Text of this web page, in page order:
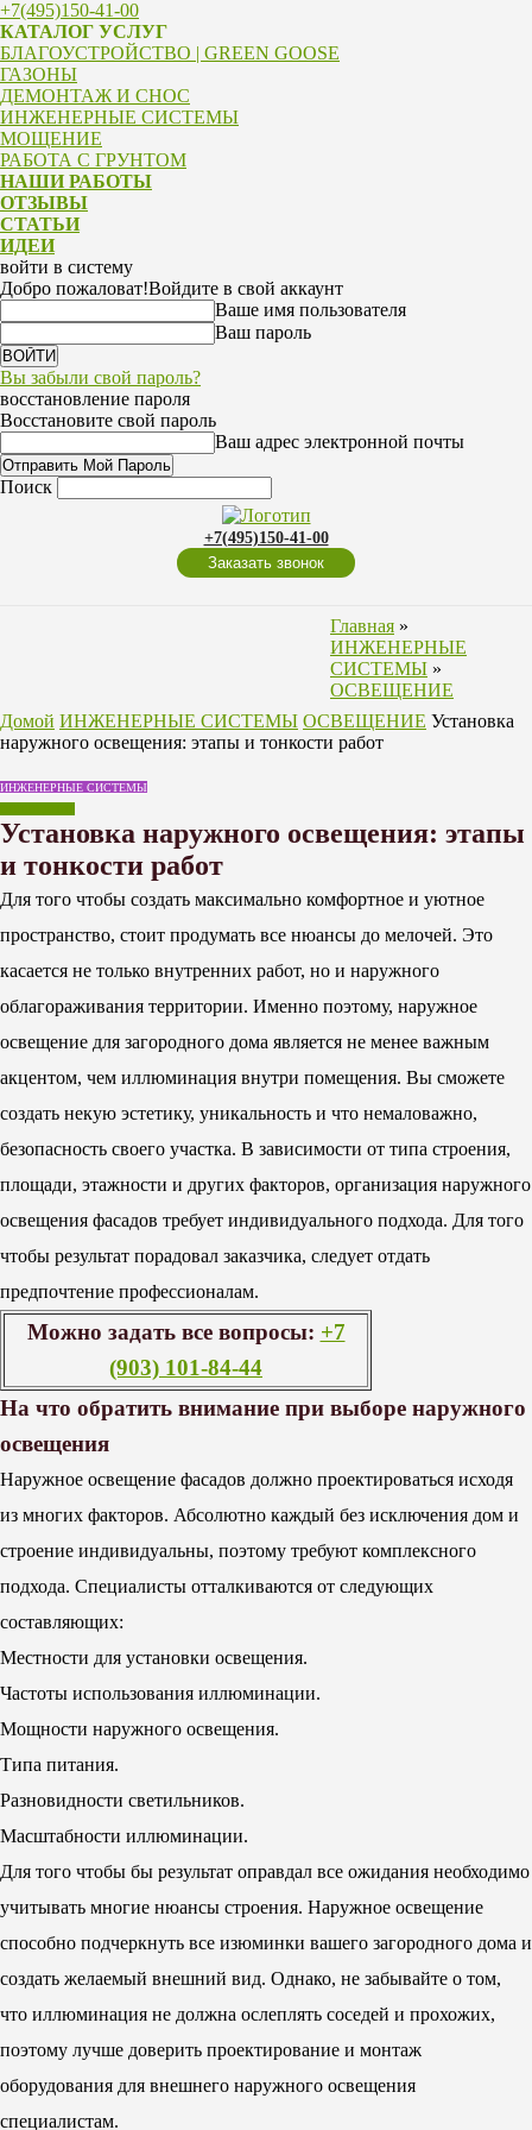
+7(495)150-41-00
КАТАЛОГ УСЛУГ
БЛАГОУСТРОЙСТВО | GREEN GOOSE
ГАЗОНЫ
ДЕМОНТАЖ И СНОС
ИНЖЕНЕРНЫЕ СИСТЕМЫ
МОЩЕНИЕ
РАБОТА С ГРУНТОМ
НАШИ РАБОТЫ
ОТЗЫВЫ
СТАТЬИ
ИДЕИ
войти в систему
Добро пожаловат!Войдите в свой аккаунт
Ваше имя пользователя
Ваш пароль
Вы забыли свой пароль?
восстановление пароля
Восстановите свой пароль
Ваш адрес электронной почты
Поиск
+7(495)150-41-00
Заказать звонок
Главная »
ИНЖЕНЕРНЫЕ
СИСТЕМЫ »
ОСВЕЩЕНИЕ
Домой ИНЖЕНЕРНЫЕ СИСТЕМЫ ОСВЕЩЕНИЕ Установка
наружного освещения: этапы и тонкости работ
ИНЖЕНЕРНЫЕ СИСТЕМЫ
Установка наружного освещения: этапы
и тонкости работ
Для того чтобы создать максимально комфортное и уютное
пространство, стоит продумать все нюансы до мелочей. Это
касается не только внутренних работ, но и наружного
облагораживания территории. Именно поэтому, наружное
освещение для загородного дома является не менее важным
акцентом, чем иллюминация внутри помещения. Вы сможете
создать некую эстетику, уникальность и что немаловажно,
безопасность своего участка. В зависимости от типа строения,
площади, этажности и других факторов, организация наружного
освещения фасадов требует индивидуального подхода. Для того
чтобы результат порадовал заказчика, следует отдать
предпочтение профессионалам.
Можно задать все вопросы: +7
(903) 101-84-44
На что обратить внимание при выборе наружного
освещения
Наружное освещение фасадов должно проектироваться исходя
из многих факторов. Абсолютно каждый без исключения дом и
строение индивидуальны, поэтому требуют комплексного
подхода. Специалисты отталкиваются от следующих
составляющих:
Местности для установки освещения.
Частоты использования иллюминации.
Мощности наружного освещения.
Типа питания.
Разновидности светильников.
Масштабности иллюминации.
Для того чтобы бы результат оправдал все ожидания необходимо
учитывать многие нюансы строения. Наружное освещение
способно подчеркнуть все изюминки вашего загородного дома и
создать желаемый внешний вид. Однако, не забывайте о том,
что иллюминация не должна ослеплять соседей и прохожих,
поэтому лучше доверить проектирование и монтаж
оборудования для внешнего наружного освещения
специалистам.